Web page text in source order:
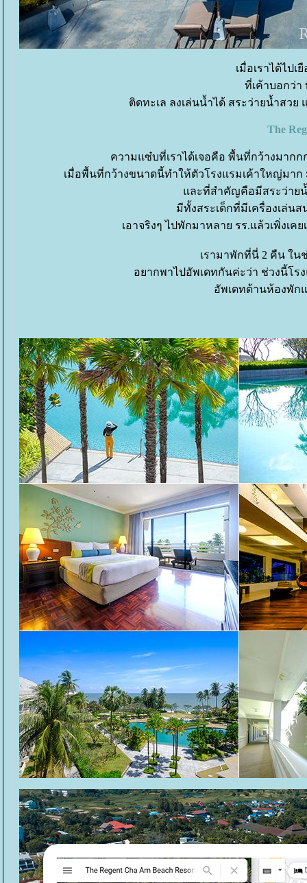
เมื่อเราได้ไป
ที่เค้าบอกว่
ติดทะเล ลงเล่นน้ำได้ สระว่ายน้ำสว
The
ความแซ๋บที่เราได้เจอคือ พื้นที่กว้างมากก
เมื่อพื้นที่กว้างขนาดนี้ทำให้ตัวโรงแรมเค้าใหญ่มา
ละที่สำคัญคือมีสระว่ายน้
มีทั้งสระเด็กที่มีเครื่องเล่น
เอาจริงๆ ไปพักมาหลาย รร.แล้วเพิ่งเค
เรามาพักที่นี่ 2 คืน ใน
อยากพาไปอัพเดทกันค่ะว่า ช่วงนี้โ
อัพเดทด้านห้องพัก